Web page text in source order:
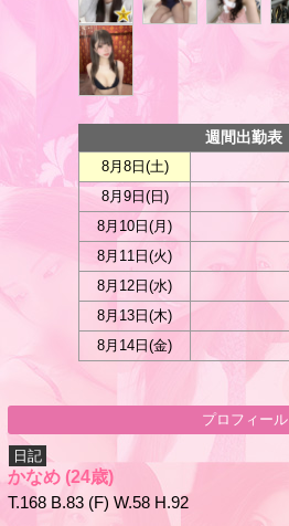
週間出勤表
8月8日(土)
8月9日(日 )
8月10日(月 )
8月11日(火)
8月12日(水)
8月13日(木)
8月14日(金)
プロフィール
日記
かなめ (24歳)
T.168 B.83 (F) W.58 H.92